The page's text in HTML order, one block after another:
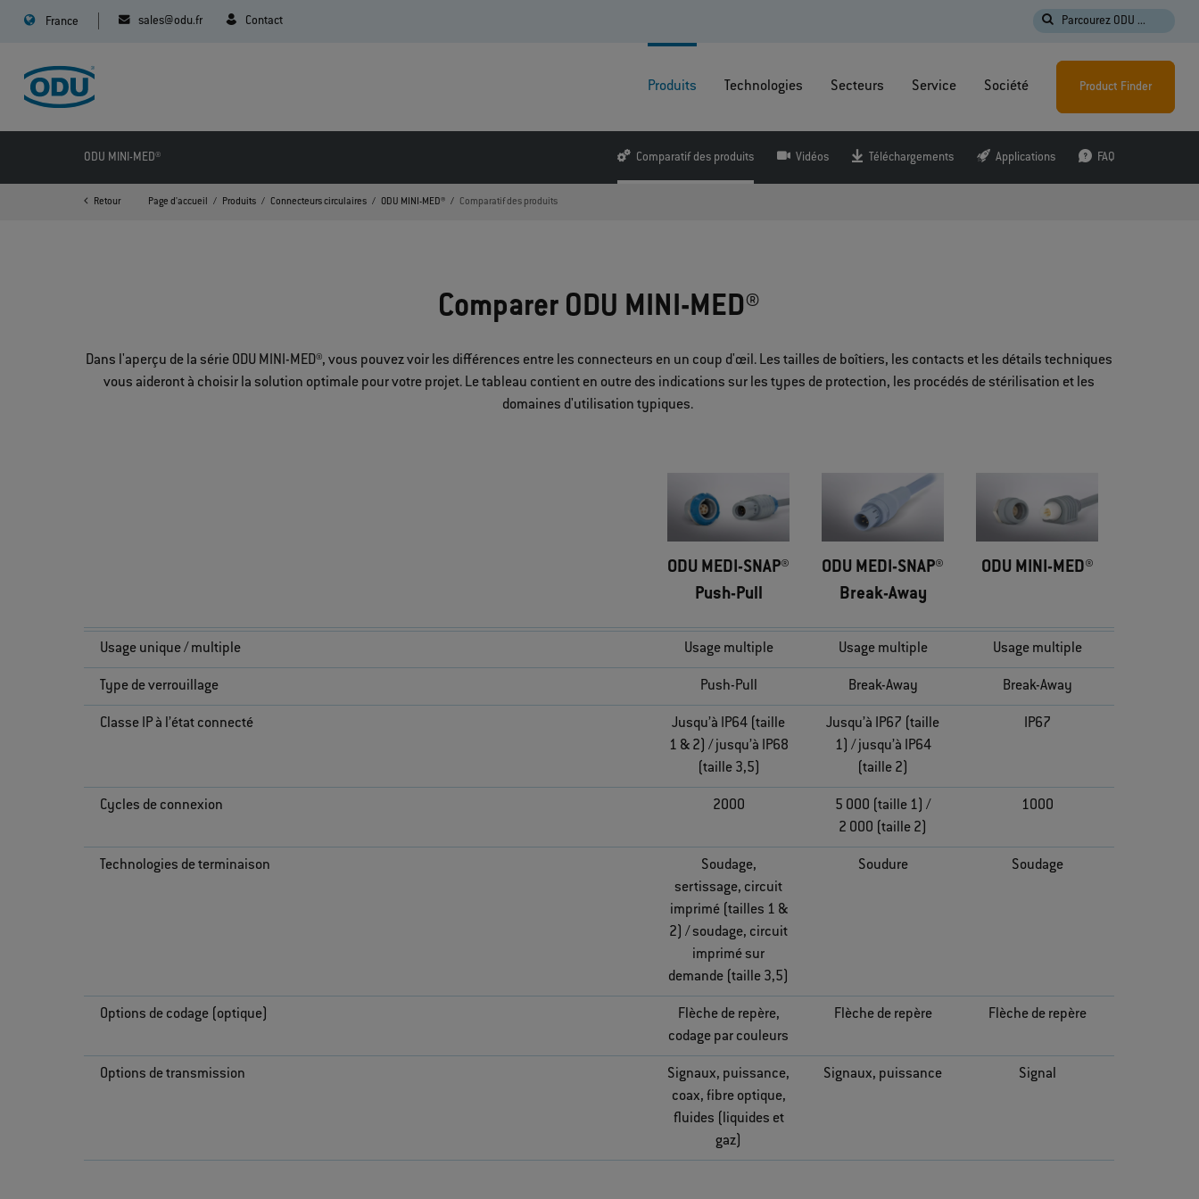
France sales@odu.fr Contact Parcourez ODU ...
Produits Technologies Secteurs Service Société Product Finder
ODU MINI-MED® Comparatif des produits Vidéos Téléchargements Applications FAQ
Retour Page d'accueil Produits Connecteurs circulaires ODU MINI-MED® Comparatif des produits
Comparer ODU MINI-MED®
Dans l'aperçu de la série ODU MINI-MED®, vous pouvez voir les différences entre les connecteurs en un coup d'œil. Les tailles de boîtiers, les contacts et les détails techniques
vous aideront à choisir la solution optimale pour votre projet. Le tableau contient en outre des indications sur les types de protection, les procédés de stérilisation et les
domaines d'utilisation typiques.
ODU MEDI-SNAP®
Push-Pull
ODU MEDI-SNAP®
Break-Away
ODU MINI-MED®
Usage unique / multiple Usage multiple Usage multiple Usage multiple
Type de verrouillage Push-Pull Break-Away Break-Away
Classe IP à l’état connecté
Jusqu’à IP64 (taille
1 & 2) / jusqu’à IP68
(taille 3,5)
Jusqu’à IP67 (taille
1) / jusqu’à IP64
(taille 2)
IP67
Cycles de connexion 2000
5 000 (taille 1) /
2 000 (taille 2)
1000
Technologies de terminaison
Soudage,
sertissage, circuit
imprimé (tailles 1 &
2) / soudage, circuit
imprimé sur
demande (taille 3,5)
Soudure Soudage
Options de codage (optique)
Flèche de repère,
codage par couleurs
Flèche de repère Flèche de repère
Options de transmission
Signaux, puissance,
coax, fibre optique,
fluides (liquides et
gaz)
Signaux, puissance Signal